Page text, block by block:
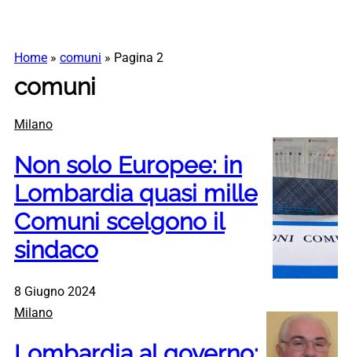
Home » comuni » Pagina 2
comuni
Milano
Non solo Europee: in
Lombardia quasi mille
Comuni scelgono il
sindaco
8 Giugno 2024
Milano